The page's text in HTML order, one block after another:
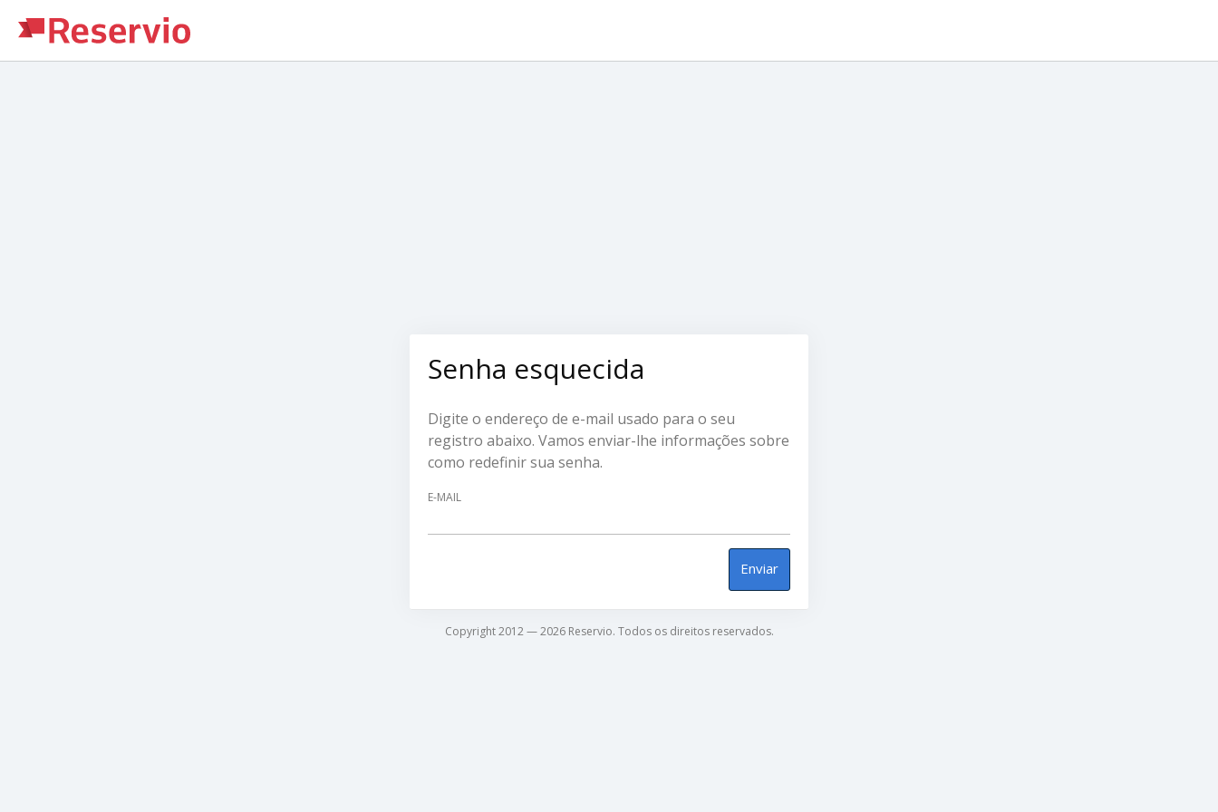
Senha esquecida
Digite o endereço de e-mail usado para o seu
registro abaixo. Vamos enviar-lhe informações sobre
como redefinir sua senha.
E-MAIL
Enviar
Copyright 2012 — 2026 Reservio. Todos os direitos reservados.